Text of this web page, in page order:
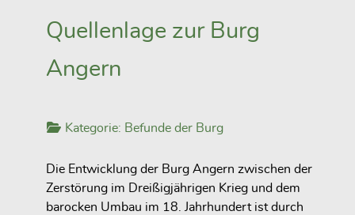
Quellenlage zur Burg
Angern
Kategorie: Befunde der Burg
Die Entwicklung der Burg Angern zwischen der
Zerstörung im Dreißigjährigen Krieg und dem
barocken Umbau im 18. Jahrhundert ist durch